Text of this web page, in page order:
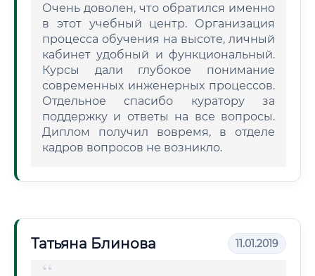
Очень доволен, что обратился именно
в этот учебный центр. Организация
процесса обучения на высоте, личный
кабинет удобный и функциональный.
Курсы дали глубокое понимание
современных инженерных процессов.
Отдельное спасибо куратору за
поддержку и ответы на все вопросы.
Диплом получил вовремя, в отделе
кадров вопросов не возникло.
Татьяна Блинова 11.01.2019